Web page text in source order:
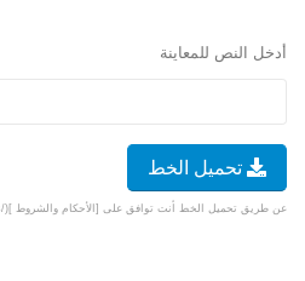
أدخل النص للمعاينة
تحميل الخط
عن طريق تحميل الخط أنت توافق على [الأحكام والشروط ](/terms-and-conditions).